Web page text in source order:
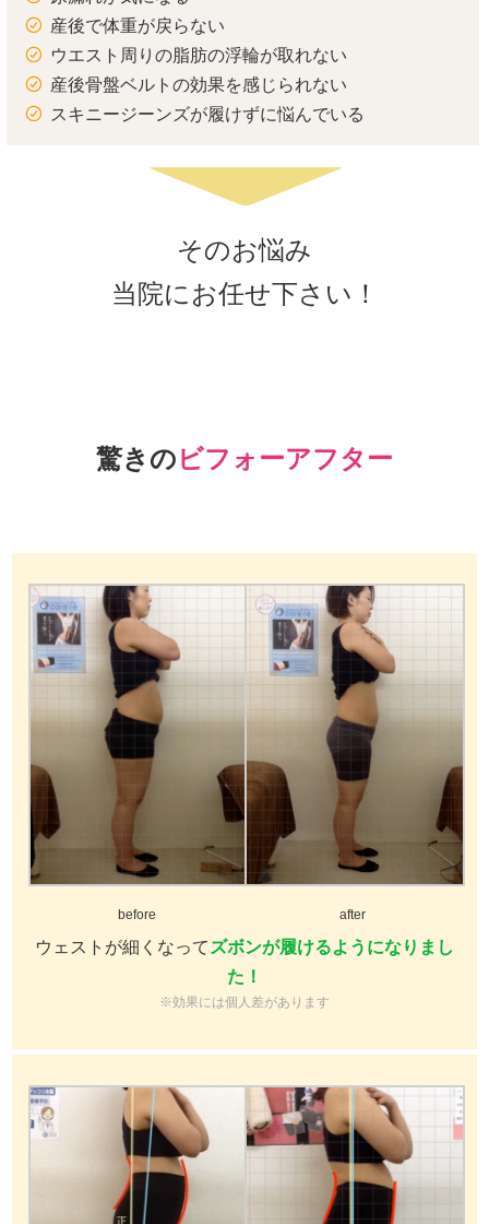
産後で体重が戻らない
ウエスト周りの脂肪の浮輪が取れない
産後骨盤ベルトの効果を感じられない
スキニージーンズが履けずに悩んでいる
そのお悩み
当院にお任せ下さい！
驚きのビフォーアフター
before after
ウェストが細くなって ズボンが履けるようになりまし
た！
※効果には個人差があります